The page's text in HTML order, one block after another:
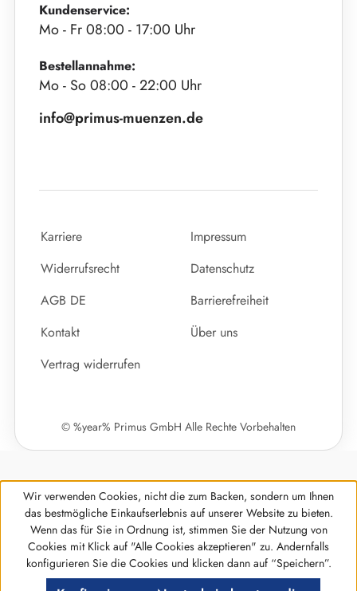
Kundenservice:
Mo - Fr 08:00 - 17:00 Uhr
Bestellannahme:
Mo - So 08:00 - 22:00 Uhr
info@primus-muenzen.de
Karriere
Impressum
Widerrufsrecht
Datenschutz
AGB DE
Barrierefreiheit
Kontakt
Über uns
Vertrag widerrufen
© %year% Primus GmbH Alle Rechte Vorbehalten
Werkzeugleiste anzeigen
Wir verwenden Cookies, nicht die zum Backen, sondern um Ihnen
das bestmögliche Einkaufserlebnis auf unserer Website zu bieten.
Wenn das für Sie in Ordnung ist, stimmen Sie der Nutzung von
Cookies mit Klick auf "Alle Cookies akzeptieren" zu. Andernfalls
konfigurieren Sie die Cookies und klicken dann auf “Speichern”.